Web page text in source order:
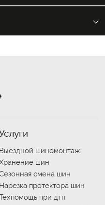
Выездной шиномонтаж
шин
смена шин
Нарезка протектора шин
при дтп